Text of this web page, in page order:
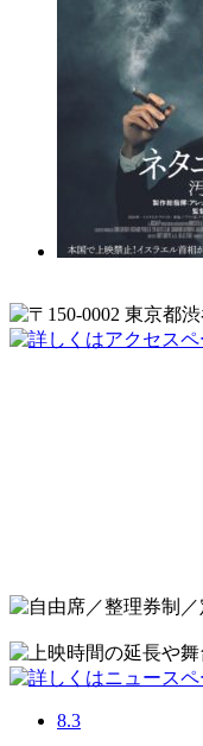
8.3